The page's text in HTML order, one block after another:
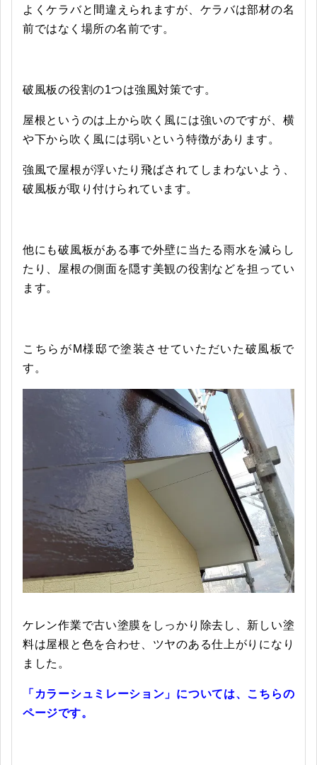
よくケラバと間違えられますが、ケラバは部材の名
前ではなく場所の名前です。
破風板の役割の1つは強風対策です。
屋根というのは上から吹く風には強いのですが、横
や下から吹く風には弱いという特徴があります。
強風で屋根が浮いたり飛ばされてしまわないよう、
破風板が取り付けられています。
他にも破風板がある事で外壁に当たる雨水を減らし
たり、屋根の側面を隠す美観の役割などを担ってい
ます。
こちらがM様邸で塗装させていただいた破風板で
す。
ケレン作業で古い塗膜をしっかり除去し、新しい塗
料は屋根と色を合わせ、ツヤのある仕上がりになり
ました。
「カラーシュミレーション」については、こちらの
ページです。